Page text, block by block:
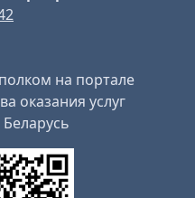
на портале
оказания услуг